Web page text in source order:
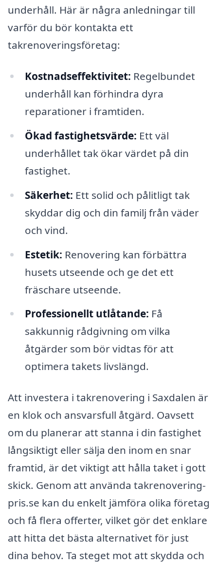
underhåll. Här är några anledningar till
varför du bör kontakta ett
takrenoveringsföretag:
Kostnadseffektivitet: Regelbundet
underhåll kan förhindra dyra
reparationer i framtiden.
Ökad fastighetsvärde: Ett väl
underhållet tak ökar värdet på din
fastighet.
Säkerhet: Ett solid och pålitligt tak
skyddar dig och din familj från väder
och vind.
Estetik: Renovering kan förbättra
husets utseende och ge det ett
fräschare utseende.
Professionellt utlåtande: Få
sakkunnig rådgivning om vilka
åtgärder som bör vidtas för att
optimera takets livslängd.
Att investera i takrenovering i Saxdalen är
en klok och ansvarsfull åtgärd. Oavsett
om du planerar att stanna i din fastighet
långsiktigt eller sälja den inom en snar
framtid, är det viktigt att hålla taket i gott
skick. Genom att använda takrenovering-
pris.se kan du enkelt jämföra olika företag
och få flera offerter, vilket gör det enklare
att hitta det bästa alternativet för just
dina behov. Ta steget mot att skydda och